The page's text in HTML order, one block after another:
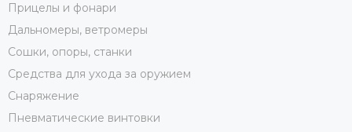
Прицелы и фонари
Дальномеры, ветромеры
Сошки, опоры, станки
Средства для ухода за оружием
Снаряжение
Пневматические винтовки